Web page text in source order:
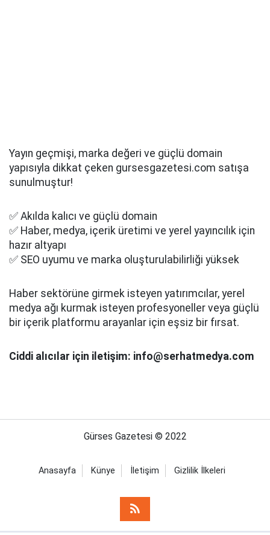
Yayın geçmişi, marka değeri ve güçlü domain
yapısıyla dikkat çeken gursesgazetesi.com satışa
sunulmuştur!
✅ Akılda kalıcı ve güçlü domain
✅ Haber, medya, içerik üretimi ve yerel yayıncılık için
hazır altyapı
✅ SEO uyumu ve marka oluşturulabilirliği yüksek
Haber sektörüne girmek isteyen yatırımcılar, yerel
medya ağı kurmak isteyen profesyoneller veya güçlü
bir içerik platformu arayanlar için eşsiz bir fırsat.
Ciddi alıcılar için iletişim: info@serhatmedya.com
Gürses Gazetesi © 2022
Anasayfa Künye İletişim Gizlilik İlkeleri